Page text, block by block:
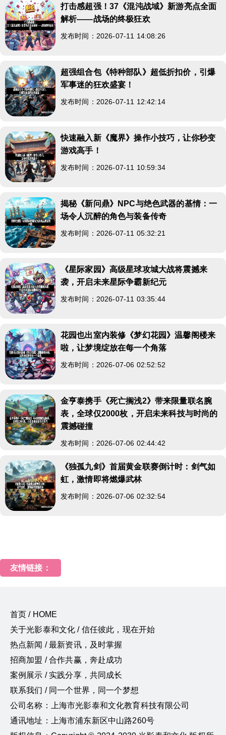
打击感超强！37《混沌战域》新游亮点全面
解析——战场的终极狂欢
发布时间：2026-07-11 14:08:26
超强组合包《特种部队》超低折扣价，引爆
军事迷的狂欢盛宴！
发布时间：2026-07-11 12:42:14
快速融入新《魔界》操作小技巧，让你秒变
游戏高手！
发布时间：2026-07-11 10:59:34
揭秘《新问鼎》NPC与绝色武器的基情：一
场令人沉醉的角色与装备传奇
发布时间：2026-07-11 05:32:21
《星际家园》高级星球攻城大战将震撼来
袭，开启未来星际争霸新纪元
发布时间：2026-07-11 03:35:44
花园也出室内装修《梦幻花园》温馨阁楼来
啦，让梦境绽放在每一个角落
发布时间：2026-07-06 02:52:52
金亨泰携手《死亡搁浅2》带来限量联名腕
表，全球仅2000枚，开启未来科技与时尚的
震撼碰撞
发布时间：2026-07-06 02:44:42
《独孤九剑》首届黄金联赛倒计时：剑气如
虹，激情即将燃爆武林
发布时间：2026-07-06 02:32:54
友情链接：
首页 / HOME
关于光影泰和文化 / 信任彼此，现在开始
热点新闻 / 最新资讯，及时掌握
招商加盟 / 合作共赢，奔赴成功
案例展示 / 实践分享，共同成长
联系我们 / 同一个世界，同一个梦想
公司名称：上海市光影泰和文化教育科技有限公司
通讯地址：上海市浦东新区中山路260号